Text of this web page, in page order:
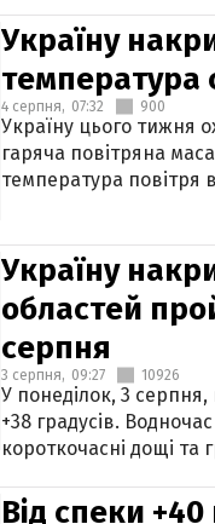
Україну
температура
4 серпня, 07:32 900
Україну цього тижня
гаряча повітряна
температура повітря
Україну
областей
серпня
3 серпня, 09:27 10926
У понеділок, 3
+38 градусів.
короткочасні дощі та
Від спеки